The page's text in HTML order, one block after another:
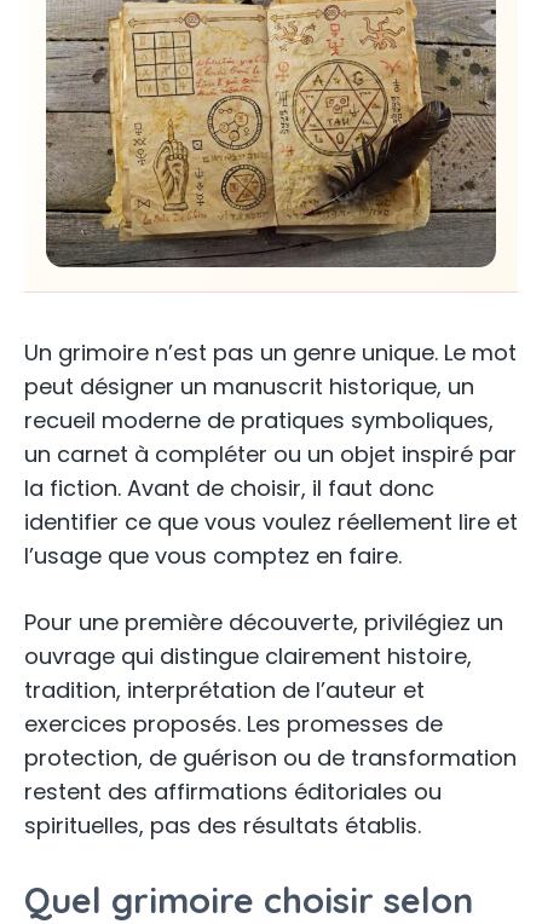
Un grimoire n’est pas un genre unique. Le mot
peut désigner un manuscrit historique, un
recueil moderne de pratiques symboliques,
un carnet à compléter ou un objet inspiré par
la fiction. Avant de choisir, il faut donc
identifier ce que vous voulez réellement lire et
l’usage que vous comptez en faire.
Pour une première découverte, privilégiez un
ouvrage qui distingue clairement histoire,
tradition, interprétation de l’auteur et
exercices proposés. Les promesses de
protection, de guérison ou de transformation
restent des affirmations éditoriales ou
spirituelles, pas des résultats établis.
Quel grimoire choisir selon